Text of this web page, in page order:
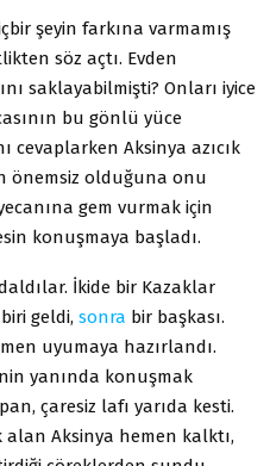
şeyin farkına varmamış
söz açtı. Evden
saklayabilmişti? Onları iyice
bu gönlü yüce
cevaplarken Aksinya azıcık
olduğuna onu
gem vurmak için
konuşmaya başladı.
İkide bir Kazaklar
geldi, sonra bir başkası.
uyumaya hazırlandı.
yanında konuşmak
çaresiz lafı yarıda kesti.
Aksinya hemen kalktı,